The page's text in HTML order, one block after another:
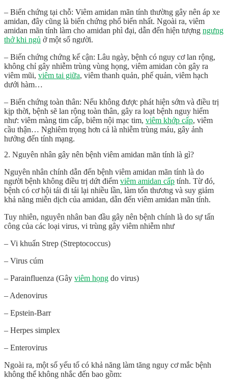
– Biến chứng tại chỗ: Viêm amidan mãn tính thường gây nên áp xe
amidan, đây cũng là biến chứng phổ biến nhất. Ngoài ra, viêm
amidan mãn tính làm cho amidan phì đại, dẫn đến hiện tượng ngưng
thở khi ngủ ở một số người.
– Biến chứng chứng kế cận: Lâu ngày, bệnh có nguy cơ lan rộng,
không chỉ gây nhiễm trùng vùng họng, viêm amidan còn gây ra
viêm mũi, viêm tai giữa, viêm thanh quản, phế quản, viêm hạch
dưới hàm…
– Biến chứng toàn thân: Nếu không được phát hiện sớm và điều trị
kịp thời, bệnh sẽ lan rộng toàn thân, gây ra loạt bệnh nguy hiểm
như: viêm màng tim cấp, biêm nội mạc tim, viêm khớp cấp, viêm
cầu thận… Nghiêm trọng hơn cả là nhiễm trùng máu, gây ảnh
hưởng đến tính mạng.
2. Nguyên nhân gây nên bệnh viêm amidan mãn tính là gì?
Nguyên nhân chính dẫn đến bệnh viêm amidan mãn tính là do
người bệnh không điều trị dứt điểm viêm amidan cấp tính. Từ đó,
bệnh có cơ hội tái đi tái lại nhiều lần, làm tổn thương và suy giảm
khả năng miễn dịch của amidan, dẫn đến viêm amidan mãn tính.
Tuy nhiên, nguyên nhân ban đầu gây nên bệnh chính là do sự tấn
công của các loại virus, vi trùng gây viêm nhiễm như
– Vi khuẩn Strep (Streptococcus)
– Virus cúm
– Parainfluenza (Gây viêm họng do virus)
– Adenovirus
– Epstein-Barr
– Herpes simplex
– Enterovirus
Ngoài ra, một số yếu tố có khả năng làm tăng nguy cơ mắc bệnh
không thể không nhắc đến bao gồm: